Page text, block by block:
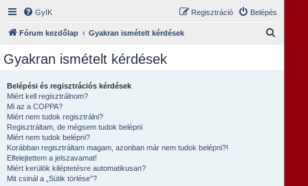
GyIK Belépés
Regisztráció
Fórum kezdőlap Gyakran ismételt kérdések
Gyakran ismételt kérdések
Belépési és regisztrációs kérdések
Miért kell regisztrálnom?
Mi az a COPPA?
Miért nem tudok regisztrálni?
Regisztráltam, de mégsem tudok belépni
Miért nem tudok belépni?
Korábban regisztráltam magam, azonban már nem tudok belépni?!
Elfelejtettem a jelszavamat!
Miért kerülök kiléptetésre automatikusan?
Mit csinál a „Sütik törlése”?